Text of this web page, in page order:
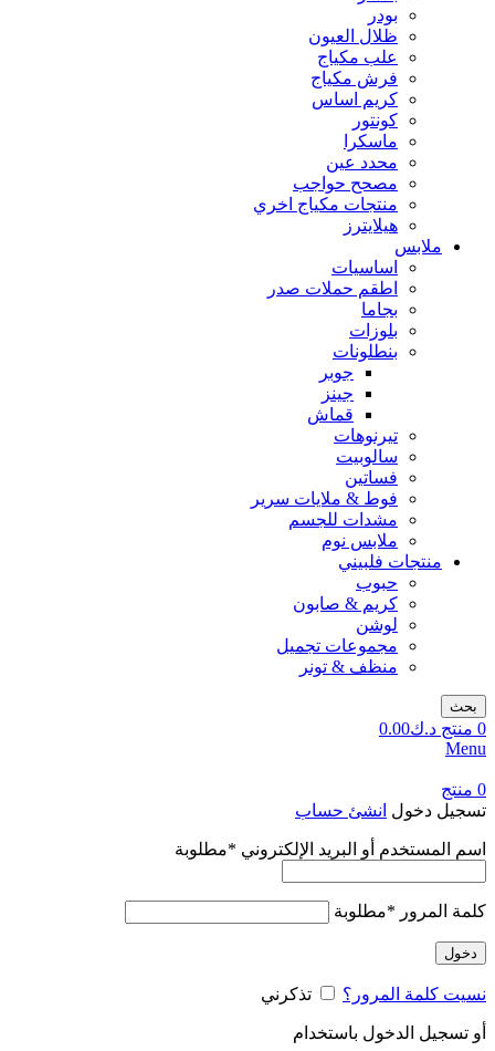
بودر
ظلال العيون
علب مكياج
فرش مكياج
كريم اساس
كونتور
ماسكرا
محدد عين
مصحح حواجب
منتجات مكياج اخري
هيلايترز
ملابس
اساسيات
اطقم حملات صدر
بجاما
بلوزات
بنطلونات
جوبر
جينز
قماش
تيرنوهات
سالوبيت
فساتين
فوط & ملايات سرير
مشدات للجسم
ملابس نوم
منتجات فلبيني
حبوب
كريم & صابون
لوشن
مجموعات تجميل
منظف & تونر
بحث
0 منتج د.ك0.00
Menu
0 منتج
تسجيل دخول انشئ حساب
اسم المستخدم أو البريد الإلكتروني *مطلوبة
كلمة المرور *مطلوبة
دخول
نسيت كلمة المرور؟ تذكرني
أو تسجيل الدخول باستخدام